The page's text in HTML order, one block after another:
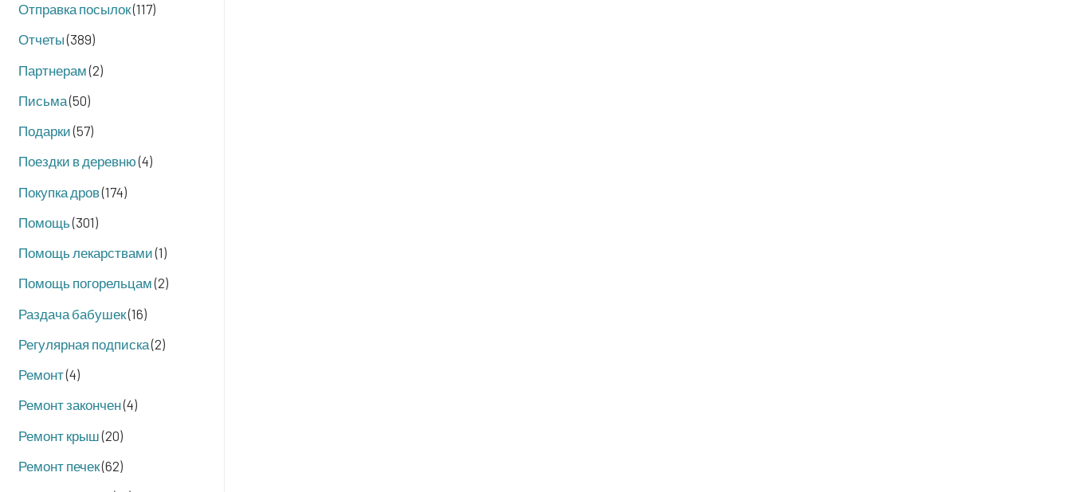
Отправка посылок(117)
Отчеты(389)
Партнерам(2)
Письма(50)
Подарки(57)
Поездки в деревню(4)
Покупка дров(174)
Помощь(301)
Помощь лекарствами(1)
Помощь погорельцам(2)
Раздача бабушек(16)
Регулярная подписка(2)
Ремонт(4)
Ремонт закончен(4)
Ремонт крыш(20)
Ремонт печек(62)